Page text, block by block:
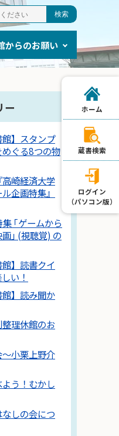
からのお願い
ー
館】スタンプ
ぐる8つの物
崎経済大学
企画特集』
｢ゲームから
｣ (視聴覚) の
館】読書クイ
い！
館】読み聞か
理休館のお
小栗上野介
う！むかし
なしの会につ
ホーム
蔵書検索
ログイン
（パソコン版）